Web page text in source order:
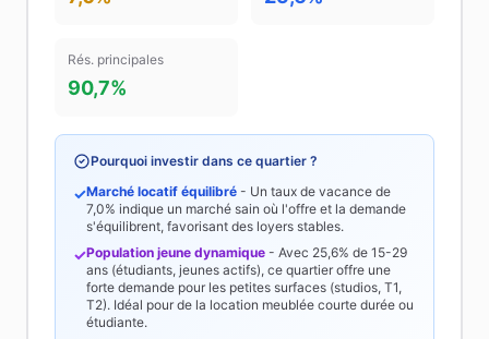
Rés. principales
90,7%
Pourquoi investir dans ce quartier ?
✓Marché locatif équilibré - Un taux de vacance de
7,0% indique un marché sain où l'offre et la demande
s'équilibrent, favorisant des loyers stables.
✓Population jeune dynamique - Avec 25,6% de 15-29
ans (étudiants, jeunes actifs), ce quartier offre une
forte demande pour les petites surfaces (studios, T1,
T2). Idéal pour de la location meublée courte durée ou
étudiante.